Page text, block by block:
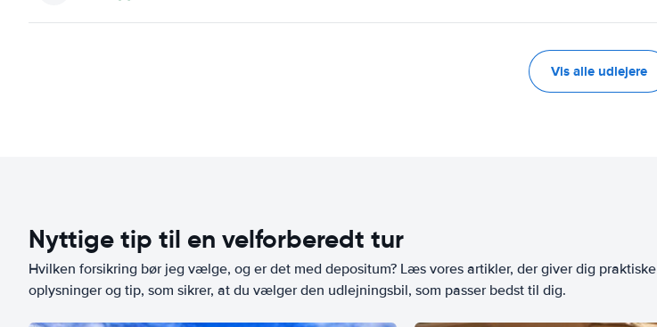
Vis alle udlejere
Nyttige tip til en velforberedt tur
Hvilken forsikring bør jeg vælge, og er det med depositum? Læs vores artikler, der giver dig praktiske
oplysninger og tip, som sikrer, at du vælger den udlejningsbil, som passer bedst til dig.